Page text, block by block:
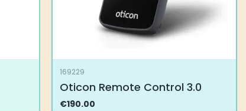
169229
Oticon Remote Control 3.0
€190.00